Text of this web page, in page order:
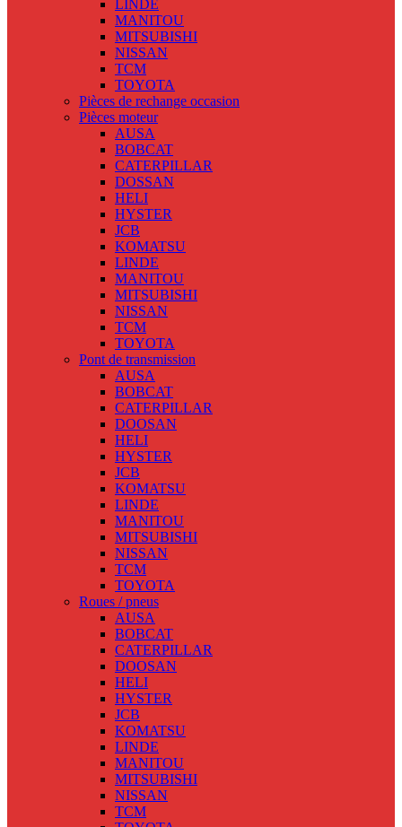
LINDE
MANITOU
MITSUBISHI
NISSAN
TCM
TOYOTA
Pièces de rechange occasion
Pièces moteur
AUSA
BOBCAT
CATERPILLAR
DOSSAN
HELI
HYSTER
JCB
KOMATSU
LINDE
MANITOU
MITSUBISHI
NISSAN
TCM
TOYOTA
Pont de transmission
AUSA
BOBCAT
CATERPILLAR
DOOSAN
HELI
HYSTER
JCB
KOMATSU
LINDE
MANITOU
MITSUBISHI
NISSAN
TCM
TOYOTA
Roues / pneus
AUSA
BOBCAT
CATERPILLAR
DOOSAN
HELI
HYSTER
JCB
KOMATSU
LINDE
MANITOU
MITSUBISHI
NISSAN
TCM